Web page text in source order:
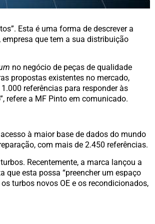
Esta é uma forma de descrever a
que tem a sua distribuição
no negócio de peças de qualidade
propostas existentes no mercado,
referências para responder às
refere a MF Pinto em comunicado.
à maior base de dados do mundo
com mais de 2.450 referências.
Recentemente, a marca lançou a
que esta possa “preencher um espaço
turbos novos OE e os recondicionados,